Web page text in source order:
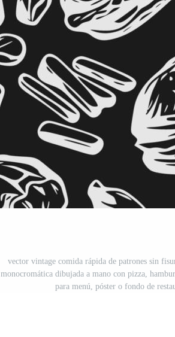
vector vintage comida rápida de patrones sin
monocromática dibujada a mano con pizza,
para menú, póster o fondo de